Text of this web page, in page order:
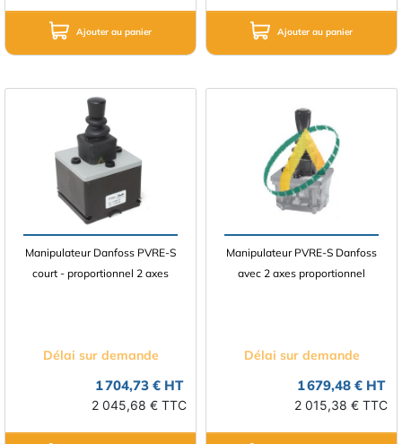
Ajouter au panier Ajouter au panier
Manipulateur Danfoss PVRE-S
court - proportionnel 2 axes
Délai sur demande
1 704,73 € HT
2 045,68 € TTC
Manipulateur PVRE-S Danfoss
avec 2 axes proportionnel
Délai sur demande
1 679,48 € HT
2 015,38 € TTC